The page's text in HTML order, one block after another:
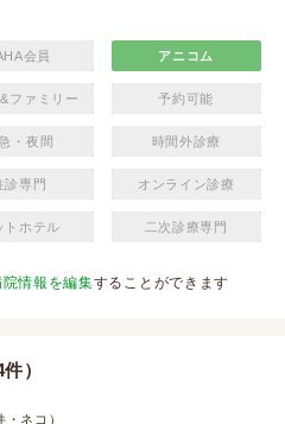
会員 アニコム
ファミリー 予約可能
・夜間 時間外診療
診専門 オンライン診療
トホテル 二次診療専門
院情報を編集することができます
）
ネコ）